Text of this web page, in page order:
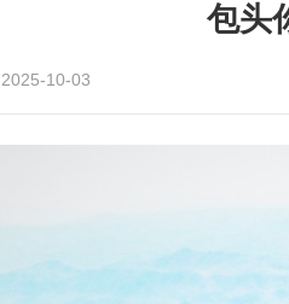
包头
2025-10-03